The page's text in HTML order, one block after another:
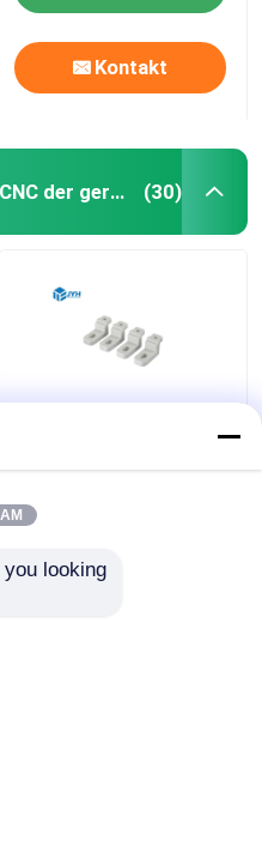
Kontakt
Maschinelle Bearbeitung CNC der geringen Lautstärke (30)
Bearbeitung
looking